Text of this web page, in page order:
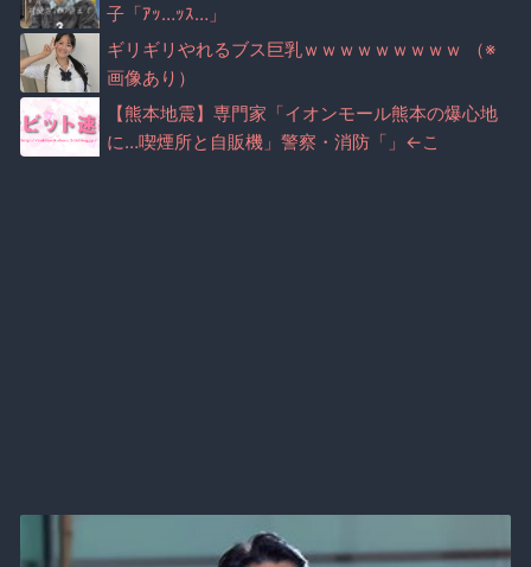
子「ｱｯ…ｯｽ…」
ギリギリやれるブス巨乳ｗｗｗｗｗｗｗｗｗ （※
画像あり）
【熊本地震】専門家「イオンモール熊本の爆心地
に…喫煙所と自販機」警察・消防「」←こ